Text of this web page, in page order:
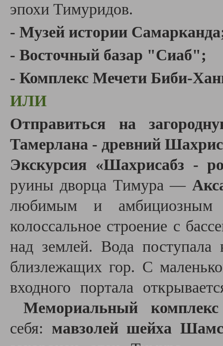
эпохи Тимуридов.
- Музей истории
- Восточный базар "Сиаб";
- Комплекс Мечети Биби-
ИЛИ
Отправиться на
Тамерлана - древний
Экскурсия «Шахрисабз -
руины дворца Тимура —
любимым и амбициозным
колоссальное строение с
над землей. Вода
близлежащих гор. С
входного портала
Мемориальный
себя: мавзолей шейха